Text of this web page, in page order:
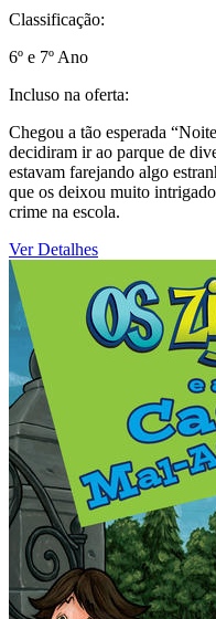
Classificação:
6º e 7º Ano
Incluso na oferta:
Chegou a tão esperada
decidiram ir ao parque de
estavam farejando algo
que os deixou muito
crime na escola.
Ver Detalhes